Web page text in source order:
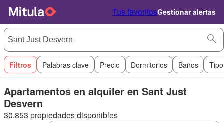
Tus favoritosGestionar alertas
Filtros Palabras clave Precio Dormitorios Baños
Apartamentos en alquiler en Sant Just
Desvern
30.853 propiedades disponibles